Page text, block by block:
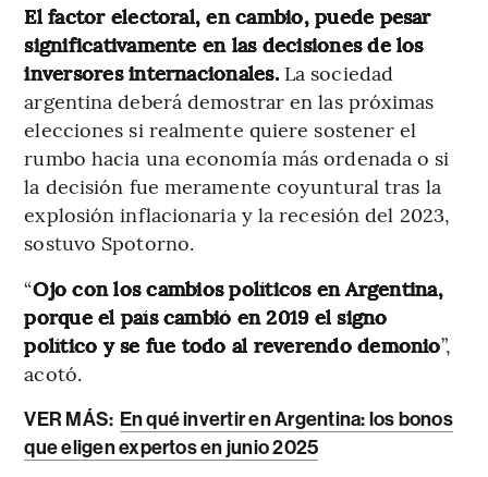
El factor electoral, en cambio, puede pesar
significativamente en las decisiones de los
inversores internacionales.La sociedad
argentina deberá demostrar en las próximas
elecciones si realmente quiere sostener el
rumbo hacia una economía más ordenada o si
la decisión fue meramente coyuntural tras la
explosión inflacionaria y la recesión del 2023,
sostuvo Spotorno.
“Ojo con los cambios políticos en Argentina,
porque el país cambió en 2019 el signo
político y se fue todo al reverendo demonio”,
acotó.
VER MÁS: En qué invertir en Argentina: los bonos
que eligen expertos en junio 2025